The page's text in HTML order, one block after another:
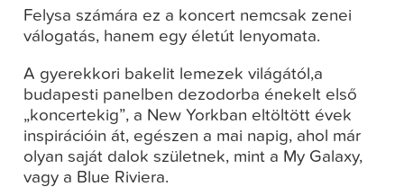
Felysa számára ez a koncert nemcsak zenei
válogatás, hanem egy életút lenyomata.
A gyerekkori bakelit lemezek világától,a
budapesti panelben dezodorba énekelt első
„koncertekig”, a New Yorkban eltöltött évek
inspirációin át, egészen a mai napig, ahol már
olyan saját dalok születnek, mint a My Galaxy,
vagy a Blue Riviera.